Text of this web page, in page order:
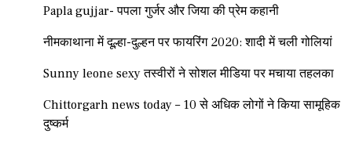
Papla gujjar- पपला गुर्जर और जिया की प्रेम कहानी
नीमकाथाना में दूल्हा-दुल्हन पर फायरिंग 2020: शादी में चली गोलियां
Sunny leone sexy तस्वीरों ने सोशल मीडिया पर मचाया तहलका
Chittorgarh news today – 10 से अधिक लोगों ने किया सामूहिक
दुष्कर्म